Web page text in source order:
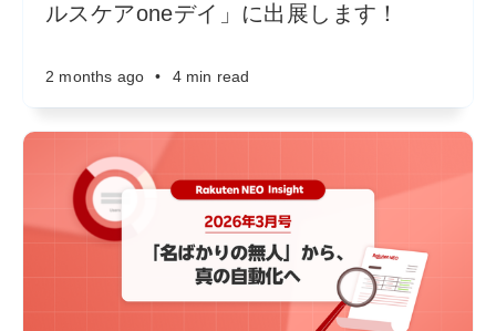
ルスケアoneデイ」に出展します！
2 months ago • 4 min read